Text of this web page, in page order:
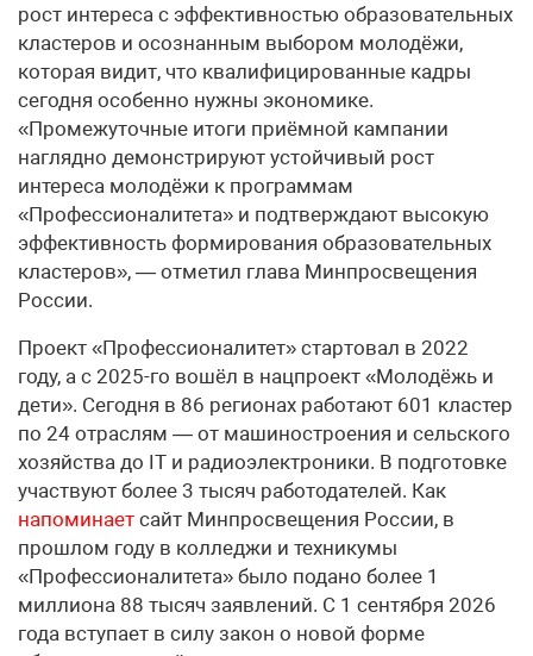
рост интереса с эффективностью образовательных
кластеров и осознанным выбором молодёжи,
которая видит, что квалифицированные кадры
сегодня особенно нужны экономике.
«Промежуточные итоги приёмной кампании
наглядно демонстрируют устойчивый рост
интереса молодёжи к программам
«Профессионалитета» и подтверждают высокую
эффективность формирования образовательных
кластеров», — отметил глава Минпросвещения
России.
Проект «Профессионалитет» стартовал в 2022
году, а с 2025-го вошёл в нацпроект «Молодёжь и
дети». Сегодня в 86 регионах работают 601 кластер
по 24 отраслям — от машиностроения и сельского
хозяйства до IT и радиоэлектроники. В подготовке
участвуют более 3 тысяч работодателей. Как
напоминает сайт Минпросвещения России, в
прошлом году в колледжи и техникумы
«Профессионалитета» было подано более 1
миллиона 88 тысяч заявлений. С 1 сентября 2026
года вступает в силу закон о новой форме